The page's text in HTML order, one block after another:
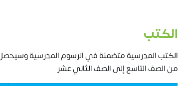
الكتب
الكتب المدرسية متضمنة في الرسوم المدرسية
من الصف التاسع إلى الصف الثاني عشر